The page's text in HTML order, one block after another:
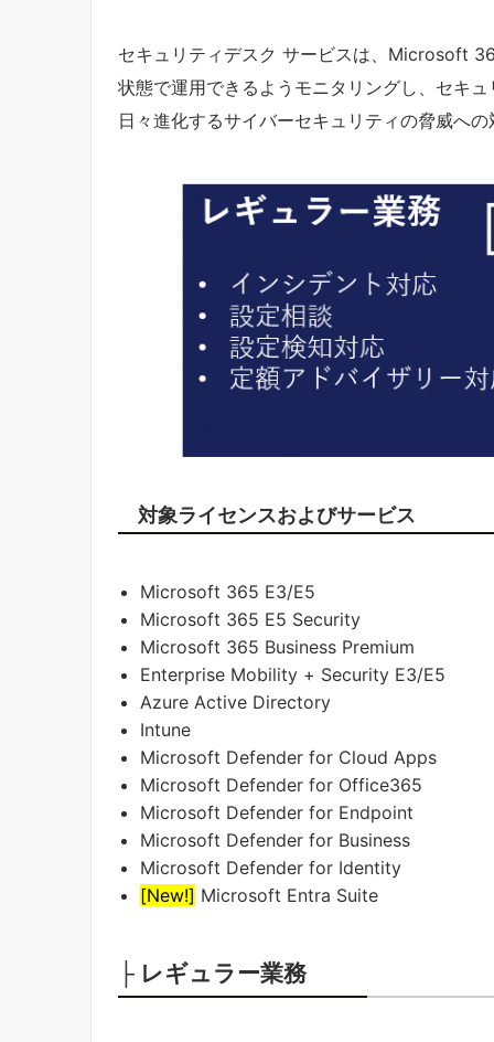
セキュリティデスク サービスは、Microsoft
状態で運用できるようモニタリングし、セキ
日々進化するサイバーセキュリティの脅威へ
対象ライセンスおよびサービス
Microsoft 365 E3/E5
Microsoft 365 E5 Security
Microsoft 365 Business Premium
Enterprise Mobility + Security E3/E5
Azure Active Directory
Intune
Microsoft Defender for Cloud Apps
Microsoft Defender for Office365
Microsoft Defender for Endpoint
Microsoft Defender for Business
Microsoft Defender for Identity
[New!] Microsoft Entra Suite
├ レギュラー業務